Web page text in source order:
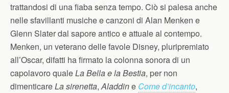
trattandosi di una fiaba senza tempo. Ciò si palesa anche
nelle sfavillanti musiche e canzoni di Alan Menken e
Glenn Slater dal sapore antico e attuale al contempo.
Menken, un veterano delle favole Disney, pluripremiato
all’Oscar, difatti ha firmato la colonna sonora di un
capolavoro qualeLa Bella e la Bestia, per non
dimenticareLa sirenetta,Aladdine Come d’incanto,